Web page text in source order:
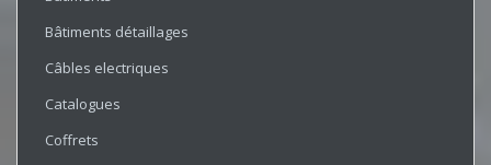
Bâtiments détaillages
Câbles electriques
Catalogues
Coffrets